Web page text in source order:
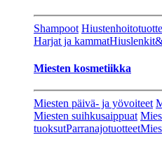
Shampoot
Harjat ja kammat
Miesten kosmetiikka
Miesten päivä- ja yövoiteet
Miesten suihkusaippuat
tuoksutParranajotuotteet